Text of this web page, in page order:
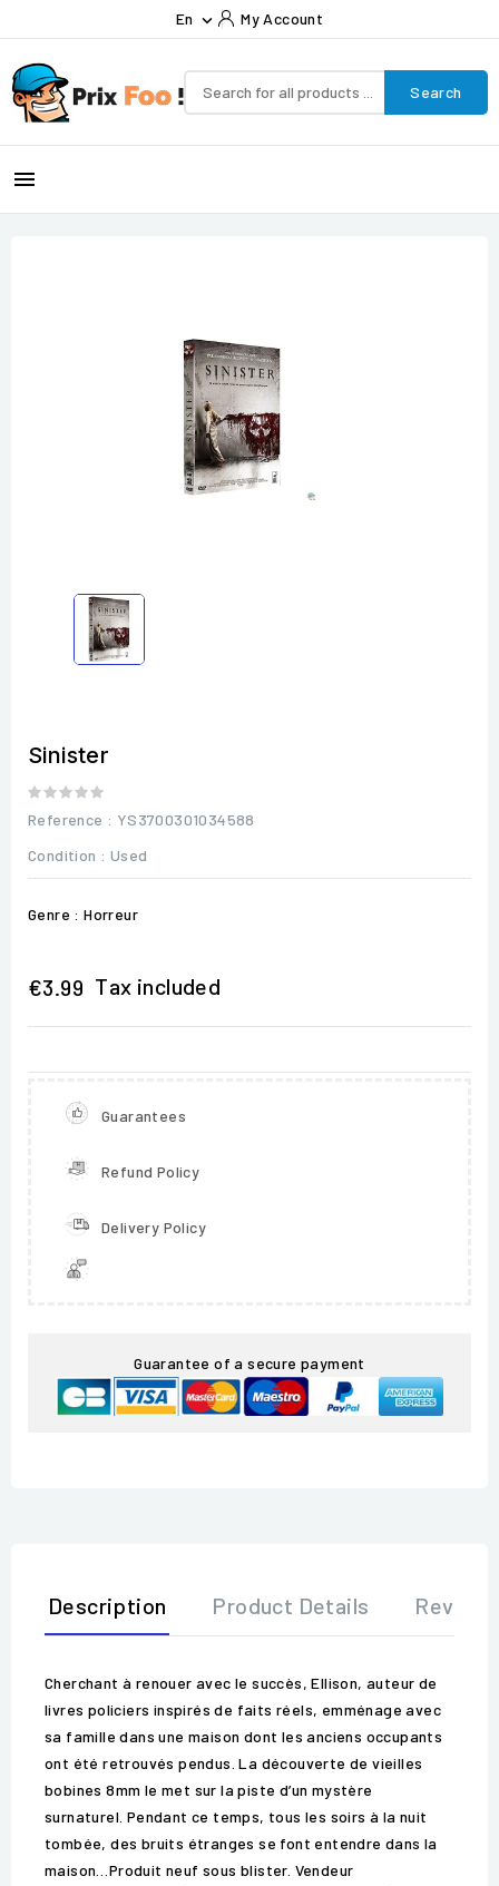
En  My Account
Search

Sinister
Reference : YS3700301034588
Condition : Used
Genre : Horreur
€3.99 Tax included
Guarantees
Refund Policy
Delivery Policy
Guarantee of a secure payment
Description Product Details
Cherchant à renouer avec le succès, Ellison, auteur de
livres policiers inspirés de faits réels, emménage avec
sa famille dans une maison dont les anciens occupants
ont été retrouvés pendus. La découverte de vieilles
bobines 8mm le met sur la piste d’un mystère
surnaturel. Pendant ce temps, tous les soirs à la nuit
tombée, des bruits étranges se font entendre dans la
maison…Produit neuf sous blister. Vendeur